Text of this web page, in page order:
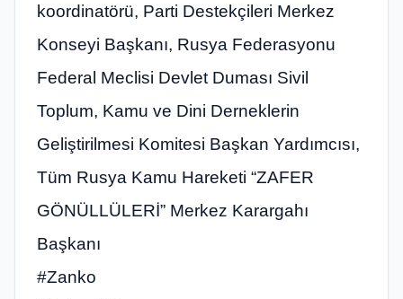
koordinatörü, Parti Destekçileri Merkez
Konseyi Başkanı, Rusya Federasyonu
Federal Meclisi Devlet Duması Sivil
Toplum, Kamu ve Dini Derneklerin
Geliştirilmesi Komitesi Başkan Yardımcısı,
Tüm Rusya Kamu Hareketi “ZAFER
GÖNÜLLÜLERİ” Merkez Karargahı
Başkanı
#Zanko